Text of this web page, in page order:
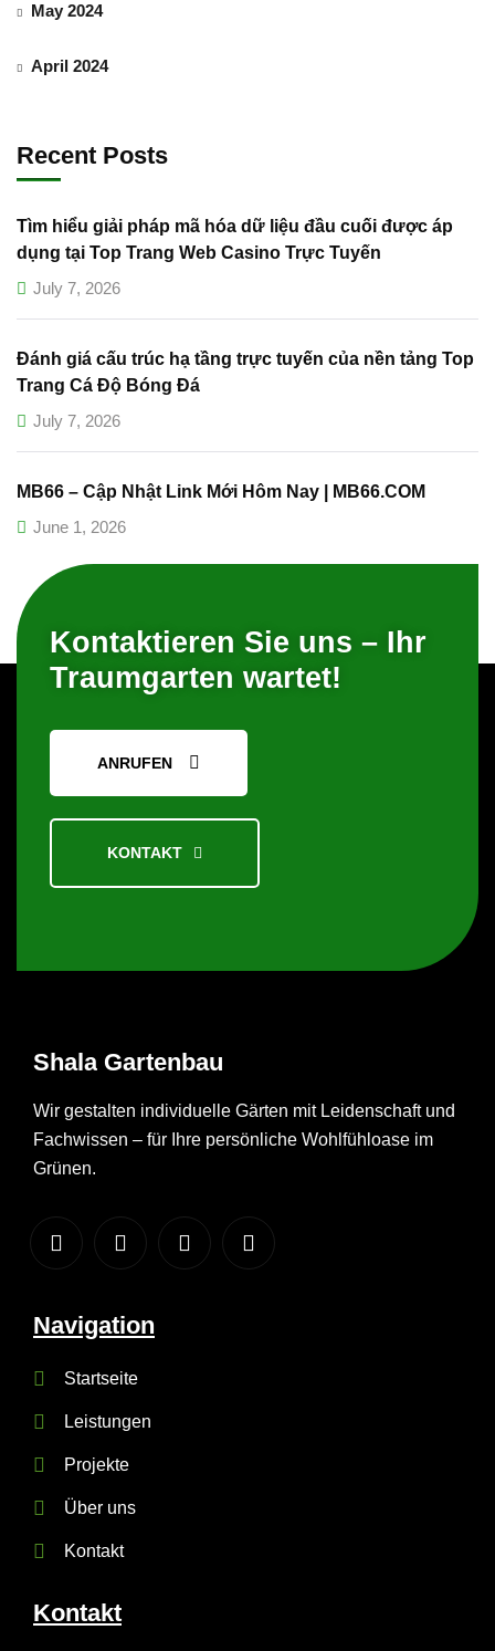
May 2024
April 2024
Recent Posts
Tìm hiểu giải pháp mã hóa dữ liệu đầu cuối được áp
dụng tại Top Trang Web Casino Trực Tuyến
July 7, 2026
Đánh giá cấu trúc hạ tầng trực tuyến của nền tảng Top
Trang Cá Độ Bóng Đá
July 7, 2026
MB66 – Cập Nhật Link Mới Hôm Nay | MB66.COM
June 1, 2026
Kontaktieren Sie uns – Ihr
Traumgarten wartet!
ANRUFEN
KONTAKT
Shala Gartenbau
Wir gestalten individuelle Gärten mit Leidenschaft und
Fachwissen – für Ihre persönliche Wohlfühloase im
Grünen.
Navigation
Startseite
Leistungen
Projekte
Über uns
Kontakt
Kontakt